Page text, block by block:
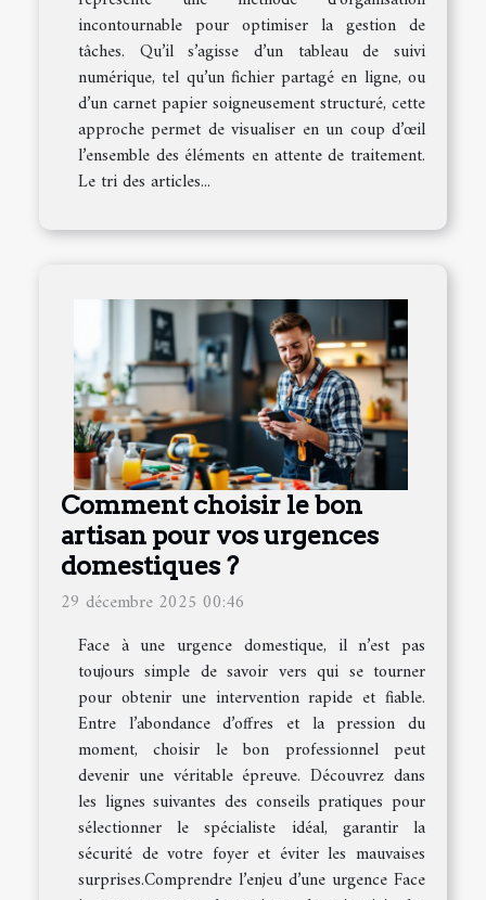
incontournable pour optimiser la gestion de
tâches. Qu’il s’agisse d’un tableau de suivi
numérique, tel qu’un fichier partagé en ligne, ou
d’un carnet papier soigneusement structuré, cette
approche permet de visualiser en un coup d’œil
l’ensemble des éléments en attente de traitement.
Le tri des articles...
Comment choisir le bon
artisan pour vos urgences
domestiques ?
29 décembre 2025 00:46
Face à une urgence domestique, il n’est pas
toujours simple de savoir vers qui se tourner
pour obtenir une intervention rapide et fiable.
Entre l’abondance d’offres et la pression du
moment, choisir le bon professionnel peut
devenir une véritable épreuve. Découvrez dans
les lignes suivantes des conseils pratiques pour
sélectionner le spécialiste idéal, garantir la
sécurité de votre foyer et éviter les mauvaises
surprises.Comprendre l’enjeu d’une urgence Face